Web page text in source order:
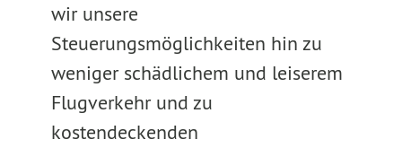
wir unsere
Steuerungsmöglichkeiten hin zu
weniger schädlichem und leiserem
Flugverkehr und zu
kostendeckenden